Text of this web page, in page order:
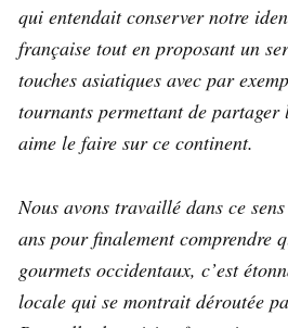
qui entendait conserver notre
française tout en proposant un
touches asiatiques avec par
tournants permettant de partager
aime le faire sur ce continent.
Nous avons travaillé dans ce
ans pour finalement comprendre
gourmets occidentaux, c’est
locale qui se montrait déroutée